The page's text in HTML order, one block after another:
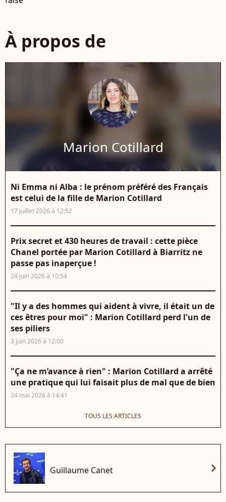
À propos de
Marion Cotillard
Ni Emma ni Alba : le prénom préféré des Français
est celui de la fille de Marion Cotillard
17 juillet 2026 à 12:52
Prix secret et 430 heures de travail : cette pièce
Chanel portée par Marion Cotillard à Biarritz ne
passe pas inaperçue !
24 juin 2026 à 10:54
"Il y a des hommes qui aident à vivre, il était un de
ces êtres pour moi" : Marion Cotillard perd l'un de
ses piliers
3 juin 2026 à 12:00
"Ça ne m’avance à rien" : Marion Cotillard a arrêté
une pratique qui lui faisait plus de mal que de bien
24 mai 2026 à 14:41
TOUS LES ARTICLES
Guillaume Canet chevron_right